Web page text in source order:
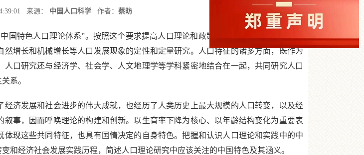
来源： 中国人口科学 作者： 蔡昉
特色人口理论体系”。按照这个要求提高人口理论和政策研究水平，是相关领域学
增长和机械增长等人口发展现象的定性和定量研究。人口特征的诸多方面，既作为
口研究还与经济学、社会学、人文地理学等学科紧密地结合在一起，共同研究人口
系。
发展和社会进步的伟大成就，也经历了人类历史上最大规模的人口转变，以及经
事，因而呼唤理论的构建和创新。以生育率下降为核心、以年龄结构变化为重要表
现这些共同特征，也具有国情决定的自身特色。把握和认识人口理论和实践中的中
和经济社会发展实践历程，简述人口理论研究中应该关注的中国特色及其涵义。